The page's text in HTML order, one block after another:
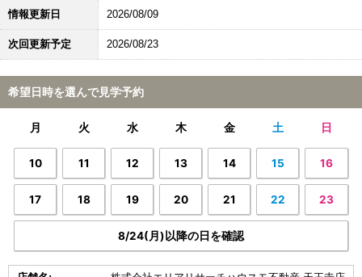
情報更新日 2026/08/09
次回更新予定 2026/08/23
希望日時を選んで見学予約
月 火 水 木 金 土 日
10 11 12 13 14 15 16
17 18 19 20 21 22 23
8/24(月)以降の日を確認